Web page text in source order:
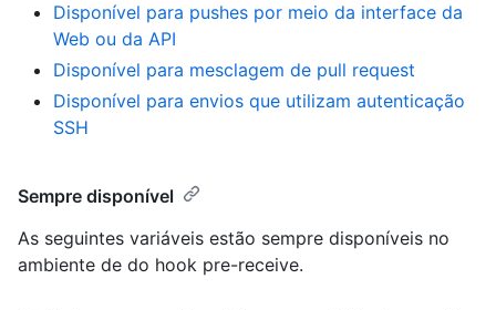
Disponível para pushes por meio da interface da
Web ou da API
Disponível para mesclagem de pull request
Disponível para envios que utilizam autenticação
SSH
Sempre disponível
As seguintes variáveis estão sempre disponíveis no
ambiente de do hook pre-receive.